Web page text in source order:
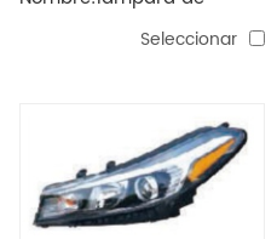
cabeza ceed'16Seleccionar